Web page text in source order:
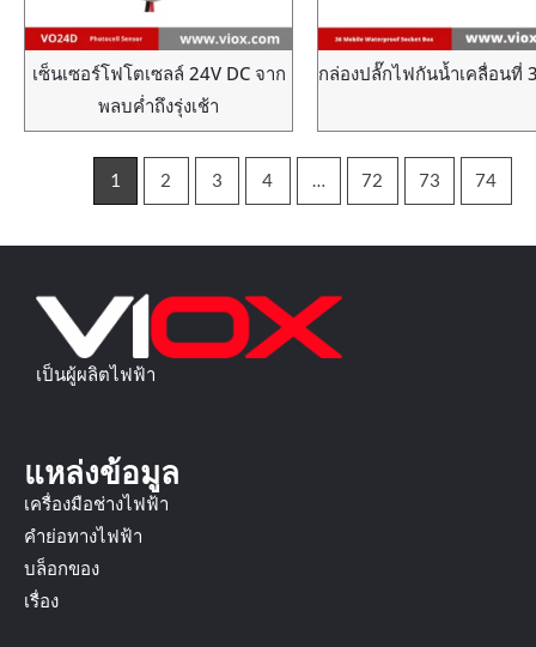
เซ็นเซอร์โฟโตเซลล์ 24V DC จาก
พลบค่ำถึงรุ่งเช้า
กล่องปลั๊กไฟกันน้ำเคลื่อนที่
1 2 3 4 … 72 73 74
เป็นผู้ผลิตไฟฟ้า
แหล่งข้อมูล
เครื่องมือช่างไฟฟ้า
คำย่อทางไฟฟ้า
บล็อกของ
เรื่อง